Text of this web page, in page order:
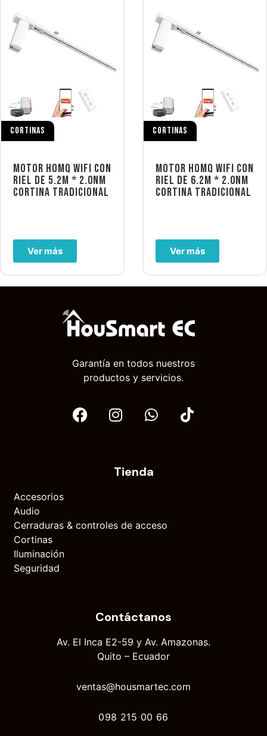
CORTINAS
MOTOR HOMQ WIFI CON
RIEL DE 5.2M * 2.0NM
CORTINA TRADICIONAL
Ver más
CORTINAS
MOTOR HOMQ WIFI CON
RIEL DE 6.2M * 2.0NM
CORTINA TRADICIONAL
Ver más
Garantía en todos nuestros
productos y servicios.
Tienda
Accesorios
Audio
Cerraduras & controles de acceso
Cortinas
Iluminación
Seguridad
Contáctanos
Av. El Inca E2-59 y Av. Amazonas.
Quito – Ecuador
ventas@housmartec.com
098 215 00 66